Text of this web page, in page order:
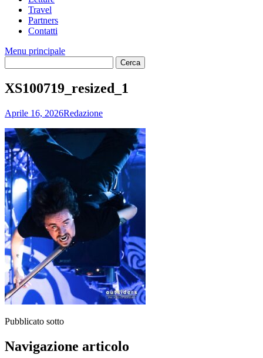
Travel
Partners
Contatti
Menu principale
XS100719_resized_1
Aprile 16, 2026Redazione
Pubblicato sotto
Navigazione articolo